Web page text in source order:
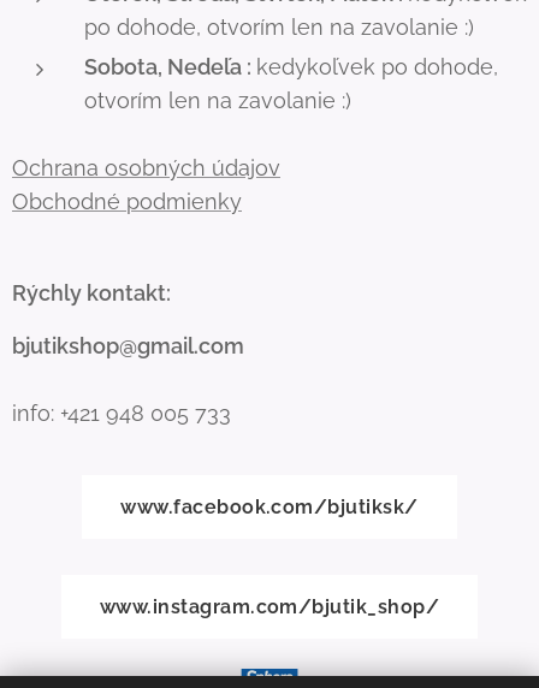
po dohode, otvorím len na zavolanie :)
Sobota, Nedeľa : kedykoľvek po dohode,
otvorím len na zavolanie :)
Ochrana osobných údajov
Obchodné podmienky
Rýchly kontakt:
bjutikshop@gmail.com
info: +421 948 005 733
www.facebook.com/bjutiksk/
www.instagram.com/bjutik_shop/